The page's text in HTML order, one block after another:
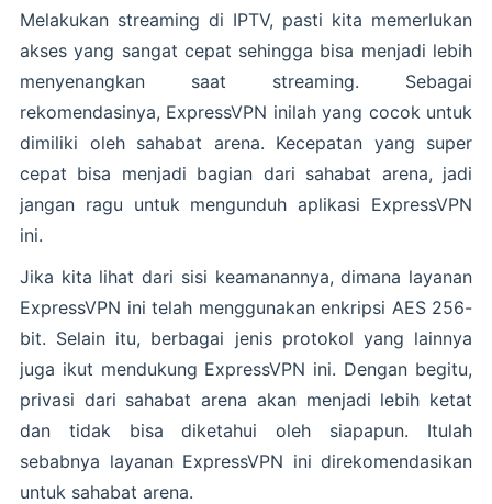
Melakukan streaming di IPTV, pasti kita memerlukan
akses yang sangat cepat sehingga bisa menjadi lebih
menyenangkan saat streaming. Sebagai
rekomendasinya, ExpressVPN inilah yang cocok untuk
dimiliki oleh sahabat arena. Kecepatan yang super
cepat bisa menjadi bagian dari sahabat arena, jadi
jangan ragu untuk mengunduh aplikasi ExpressVPN
ini.
Jika kita lihat dari sisi keamanannya, dimana layanan
ExpressVPN ini telah menggunakan enkripsi AES 256-
bit. Selain itu, berbagai jenis protokol yang lainnya
juga ikut mendukung ExpressVPN ini. Dengan begitu,
privasi dari sahabat arena akan menjadi lebih ketat
dan tidak bisa diketahui oleh siapapun. Itulah
sebabnya layanan ExpressVPN ini direkomendasikan
untuk sahabat arena.